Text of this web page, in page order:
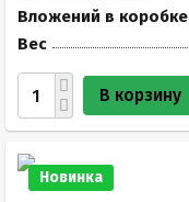
Вложений в коробке
Вес
В корзину
Новинка